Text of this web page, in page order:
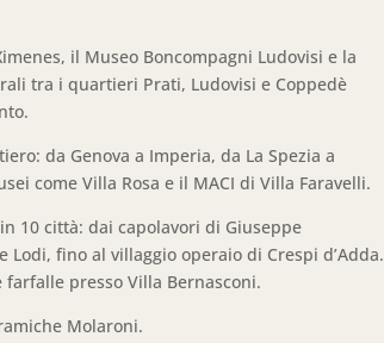
il Museo Boncompagni Ludovisi e la
tra i quartieri Prati, Ludovisi e Coppedè
da Genova a Imperia, da La Spezia a
come Villa Rosa e il MACI di Villa Faravelli.
10 città: dai capolavori di Giuseppe
fino al villaggio operaio di Crespi d’Adda.
presso Villa Bernasconi.
Molaroni.